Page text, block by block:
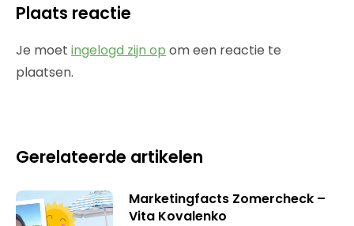
Plaats reactie
Je moet ingelogd zijn op om een reactie te
plaatsen.
Gerelateerde artikelen
Marketingfacts Zomercheck –
Vita Kovalenko